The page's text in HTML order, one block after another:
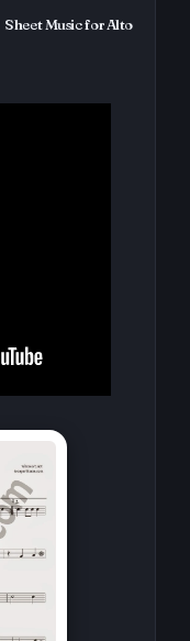
Sheet Music for Alto